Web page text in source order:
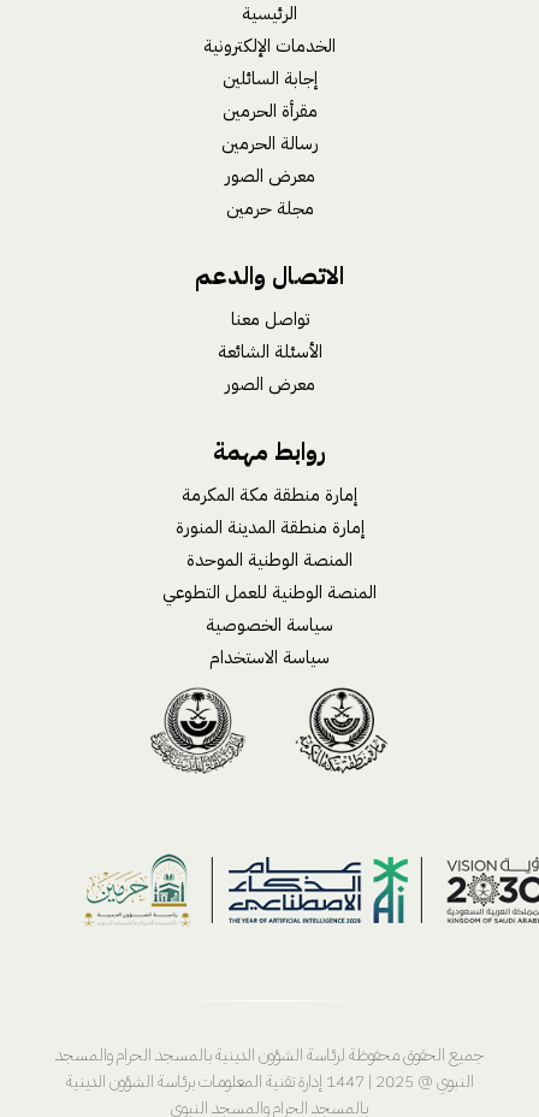
الرئيسية
الخدمات الإلكترونية
إجابة السائلين
مقرأة الحرمين
رسالة الحرمين
معرض الصور
مجلة حرمين
الاتصال والدعم
تواصل معنا
الأسئلة الشائعة
معرض الصور
روابط مهمة
إمارة منطقة مكة المكرمة
إمارة منطقة المدينة المنورة
المنصة الوطنية الموحدة
المنصة الوطنية للعمل التطوعي
سياسة الخصوصية
سياسة الاستخدام
جميع الحقوق محفوظة لرئاسة الشؤون الدينية بالمسجد الحرام والمسجد
النبوي @ 2025 | 1447 إدارة تقنية المعلومات برئاسة الشؤون الدينية
بالمسجد الحرام والمسجد النبوي